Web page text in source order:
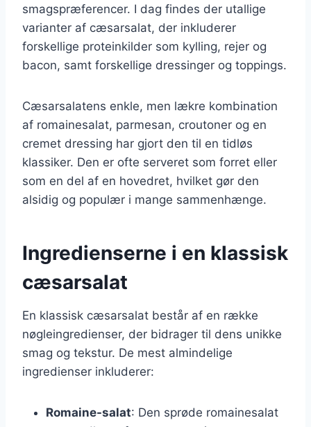
smagspræferencer. I dag findes der utallige
varianter af cæsarsalat, der inkluderer
forskellige proteinkilder som kylling, rejer og
bacon, samt forskellige dressinger og toppings.
Cæsarsalatens enkle, men lækre kombination
af romainesalat, parmesan, croutoner og en
cremet dressing har gjort den til en tidløs
klassiker. Den er ofte serveret som forret eller
som en del af en hovedret, hvilket gør den
alsidig og populær i mange sammenhænge.
Ingredienserne i en klassisk
cæsarsalat
En klassisk cæsarsalat består af en række
nøgleingredienser, der bidrager til dens unikke
smag og tekstur. De mest almindelige
ingredienser inkluderer:
Romaine-salat: Den sprøde romainesalat